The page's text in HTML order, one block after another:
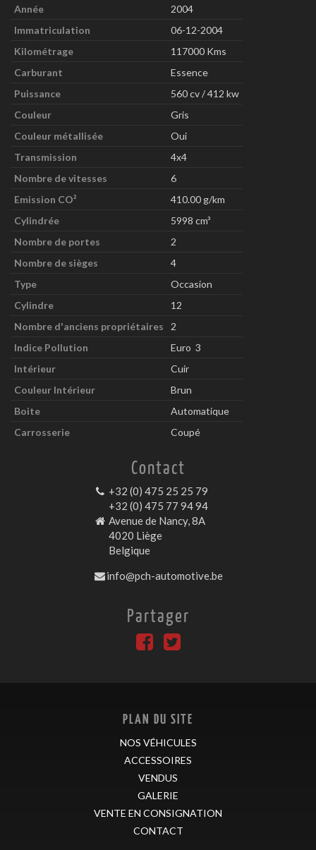
Année
2004
Immatriculation
06-12-2004
Kilométrage
117000 Kms
Carburant
Essence
Puissance
560 cv / 412 kw
Couleur
Gris
Couleur métallisée
Oui
Transmission
4x4
Nombre de vitesses
6
Emission CO²
410.00 g/km
Cylindrée
5998 cm³
Nombre de portes
2
Nombre de sièges
4
Type
Occasion
Cylindre
12
Nombre d'anciens propriétaires
2
Indice Pollution
Euro 3
Intérieur
Cuir
Couleur Intérieur
Brun
Boite
Automatique
Carrosserie
Coupé
Contact
+32 (0) 475 25 25 79
+32 (0) 475 77 94 94
Avenue de Nancy, 8A
4020 Liège
Belgique
info@pch-automotive.be
Partager
PLAN DU SITE
NOS VÉHICULES
ACCESSOIRES
VENDUS
GALERIE
VENTE EN CONSIGNATION
CONTACT